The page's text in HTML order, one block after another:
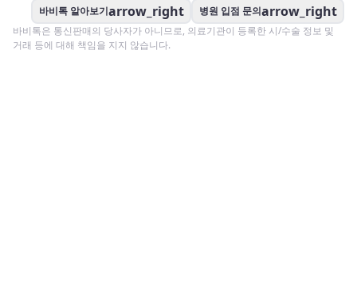
바비톡 알아보기arrow_right 병원 입점 문의arrow_right
바비톡은 통신판매의 당사자가 아니므로, 의료기관이 등록한 시/수술 정보 및
거래 등에 대해 책임을 지지 않습니다.